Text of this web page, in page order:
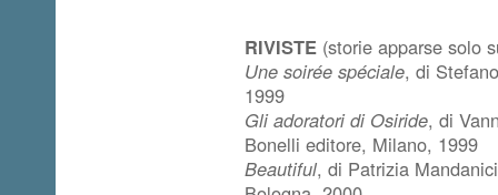
RIVISTE (storie apparse solo
Une soirée spéciale, di
1999
Gli adoratori di Osiride, di
Bonelli editore, Milano, 1999
Beautiful, di Patrizia